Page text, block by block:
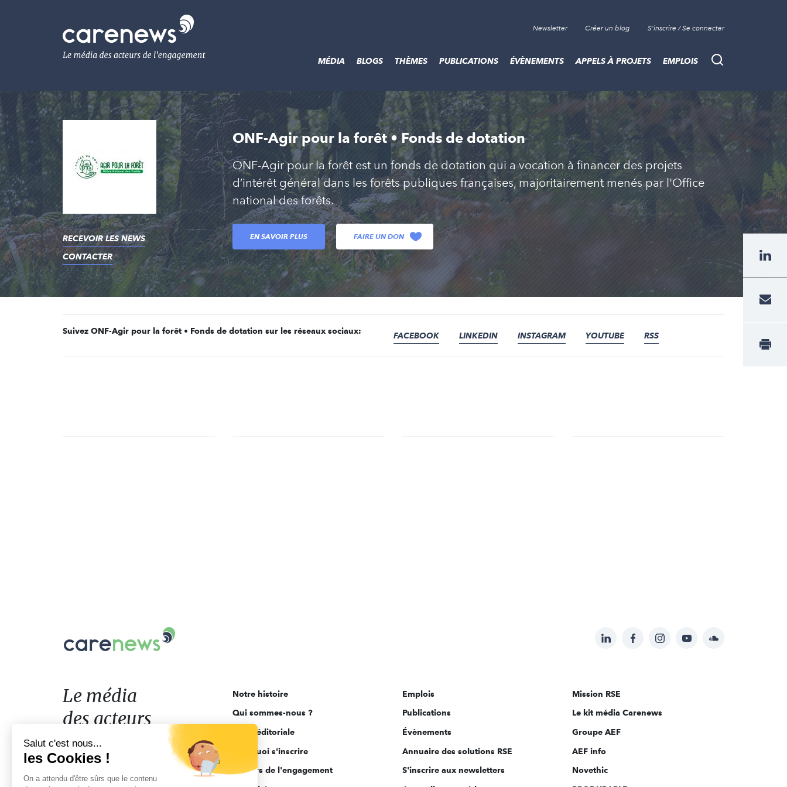
Le
média
de
l'engagement
Newsletter Créer un blog S'inscrire / Se connecter
Recherche
MÉDIA BLOGS THÈMES PUBLICATIONS ÉVÈNEMENTS APPELS À PROJETS EMPLOIS
RECEVOIR LES NEWS
CONTACTER
ONF-Agir pour la forêt • Fonds de dotation
ONF-Agir pour la forêt est un fonds de dotation qui a vocation à financer des projets
d’intérêt général dans les forêts publiques françaises, majoritairement menés par l'Office
national des forêts.
EN SAVOIR PLUS FAIRE UN DON
Suivez ONF-Agir pour la forêt • Fonds de dotation sur les réseaux sociaux: FACEBOOK LINKEDIN INSTAGRAM YOUTUBE RSS
Suivez-
sur:
LinkedInFacebookInstagramYouTubeSoundcloud
Le
acteurs
de
l'engagement
Le média
des acteurs
de l'engagement
Notre histoire
Qui sommes-nous ?
Ligne éditoriale
Pourquoi s'inscrire
Acteurs de l'engagement
Emplois
Publications
Évènements
Annuaire des solutions RSE
S'inscrire aux newsletters
Mission RSE
Le kit média Carenews
Groupe AEF
AEF info
Novethic
Salut c'est nous...
les Cookies !
On a attendu d'être sûrs que le contenu